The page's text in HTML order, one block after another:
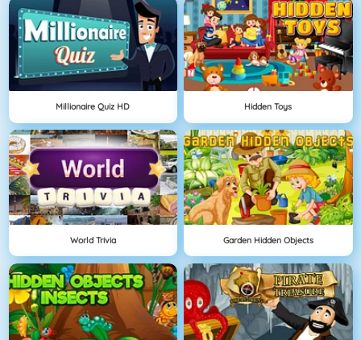
Millionaire Quiz HD Hidden Toys
World Trivia Garden Hidden Objects